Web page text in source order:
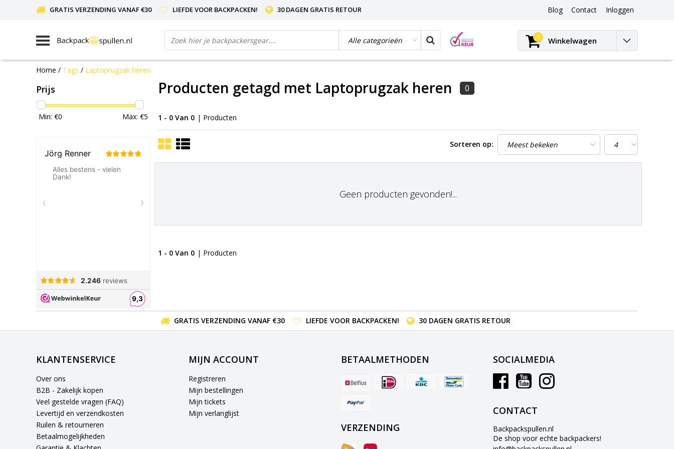
GRATIS VERZENDING VANAF €30 LIEFDE VOOR BACKPACKEN! 30 DAGEN GRATIS RETOUR Blog
Blog
Contact Inloggen
0 Winkelwagen
Home / Tags / Laptoprugzak heren
Prijs
Min: €0 Max: €5
Producten getagd met Laptoprugzak heren 0
1 - 0 Van 0 | Producten
Sorteren op:
Geen producten gevonden!...
1 - 0 Van 0 | Producten
GRATIS VERZENDING VANAF €30 LIEFDE VOOR BACKPACKEN! 30 DAGEN GRATIS RETOUR
KLANTENSERVICE
Over ons
B2B - Zakelijk kopen
Veel gestelde vragen (FAQ)
Levertijd en verzendkosten
Ruilen & retourneren
Betaalmogelijkheden
MIJN ACCOUNT
Registreren
Mijn bestellingen
Mijn tickets
Mijn verlanglijst
BETAALMETHODEN
VERZENDING
SOCIALMEDIA
CONTACT
Backpackspullen.nl
De shop voor echte backpackers!